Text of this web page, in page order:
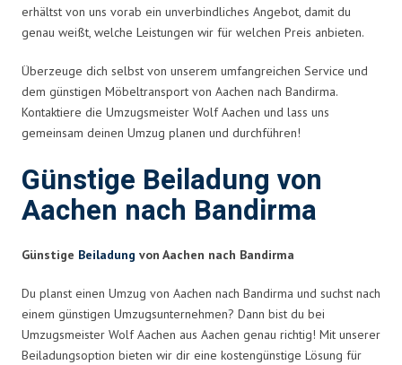
erhältst von uns vorab ein unverbindliches Angebot, damit du
genau weißt, welche Leistungen wir für welchen Preis anbieten.
Überzeuge dich selbst von unserem umfangreichen Service und
dem günstigen Möbeltransport von Aachen nach Bandirma.
Kontaktiere die Umzugsmeister Wolf Aachen und lass uns
gemeinsam deinen Umzug planen und durchführen!
Günstige Beiladung von
Aachen nach Bandirma
Günstige Beiladung von Aachen nach Bandirma
Du planst einen Umzug von Aachen nach Bandirma und suchst nach
einem günstigen Umzugsunternehmen? Dann bist du bei
Umzugsmeister Wolf Aachen aus Aachen genau richtig! Mit unserer
Beiladungsoption bieten wir dir eine kostengünstige Lösung für